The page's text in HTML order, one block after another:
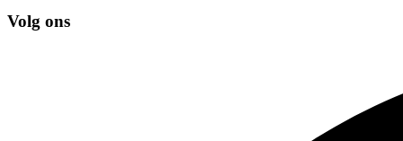
Volg ons